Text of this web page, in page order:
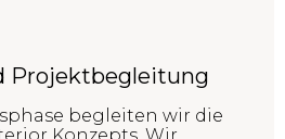
Projektbegleitung
begleiten wir die